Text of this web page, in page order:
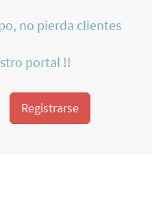
no pierda clientes
portal !!
Registrarse